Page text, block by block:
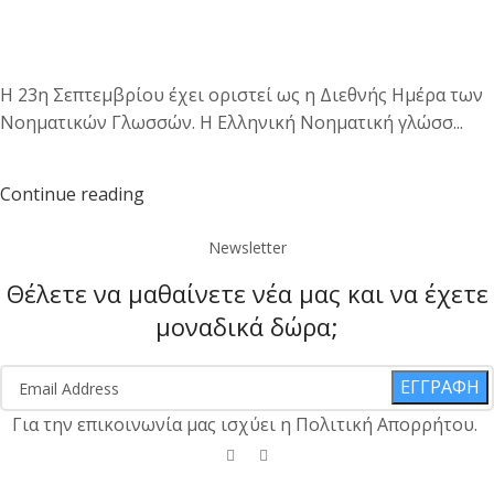
H 23η Σεπτεμβρίου έχει οριστεί ως η Διεθνής Ημέρα των
Νοηματικών Γλωσσών. Η Ελληνική Νοηματική γλώσσ...
Continue reading
Newsletter
Θέλετε να μαθαίνετε νέα μας και να έχετε
μοναδικά δώρα;
ΕΓΓΡΑΦΗ
Για την επικοινωνία μας ισχύει η Πολιτική Απορρήτου.